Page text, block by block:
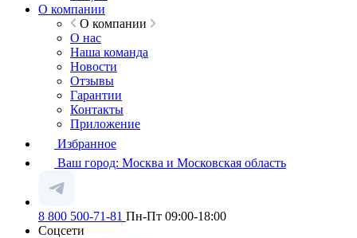
О компании
О компании
О нас
Наша команда
Новости
Отзывы
Гарантии
Контакты
Приложение
Избранное
Ваш город: Москва и Московская область
8 800 500-71-81 Пн-Пт 09:00-18:00
Соцсети